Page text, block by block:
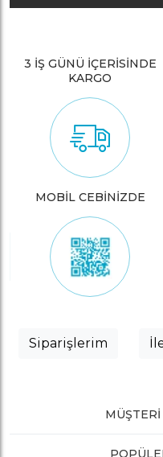
3 İŞ GÜNÜ İÇERİSİNDE
KARGO
MOBİL CEBİNİZDE
Siparişlerim